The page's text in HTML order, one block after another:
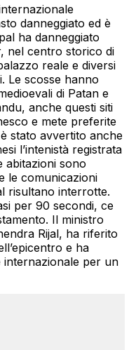
danneggiato ed è
ha danneggiato
nel centro storico di
reale e diversi
Le scosse hanno
di Patan e
anche questi siti
e mete preferite
stato avvertito anche
l’intenistà registrata
abitazioni sono
le comunicazioni
risultano interrotte.
per 90 secondi, ce
Il ministro
Rijal, ha riferito
e ha
internazionale per un